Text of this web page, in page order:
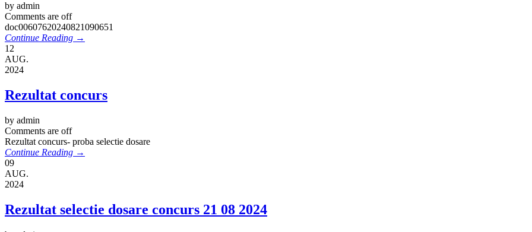
by admin
Comments are off
doc00607620240821090651
Continue Reading →
12
AUG.
2024
Rezultat concurs
by admin
Comments are off
Rezultat concurs- proba selectie dosare
Continue Reading →
09
AUG.
2024
Rezultat selectie dosare concurs 21 08 2024